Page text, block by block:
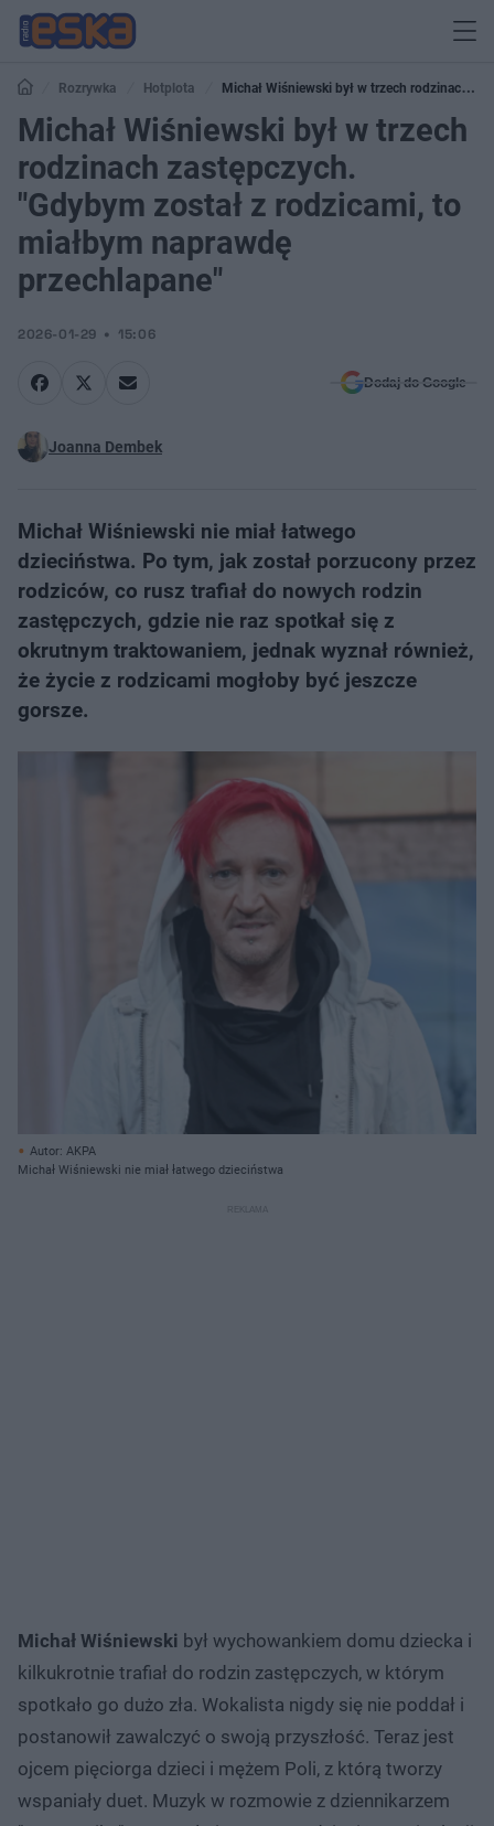
Rozrywka Hotplota
Michał Wiśniewski był w trzech rodzinach
zastępczych. "Gdybym został z rodzicami, to miałbym naprawdę
przechlapane"
Michał Wiśniewski był w trzech
rodzinach zastępczych.
"Gdybym został z rodzicami, to
miałbym naprawdę
przechlapane"
2026-01-29 15:06
Dodaj do Google
Joanna Dembek
Michał Wiśniewski nie miał łatwego
dzieciństwa. Po tym, jak został porzucony przez
rodziców, co rusz trafiał do nowych rodzin
zastępczych, gdzie nie raz spotkał się z
okrutnym traktowaniem, jednak wyznał również,
że życie z rodzicami mogłoby być jeszcze
gorsze.
Autor: AKPA
Michał Wiśniewski nie miał łatwego dzieciństwa
Michał Wiśniewski był wychowankiem domu dziecka i
kilkukrotnie trafiał do rodzin zastępczych, w którym
spotkało go dużo zła. Wokalista nigdy się nie poddał i
postanowił zawalczyć o swoją przyszłość. Teraz jest
ojcem pięciorga dzieci i mężem Poli, z którą tworzy
wspaniały duet. Muzyk w rozmowie z dziennikarzem